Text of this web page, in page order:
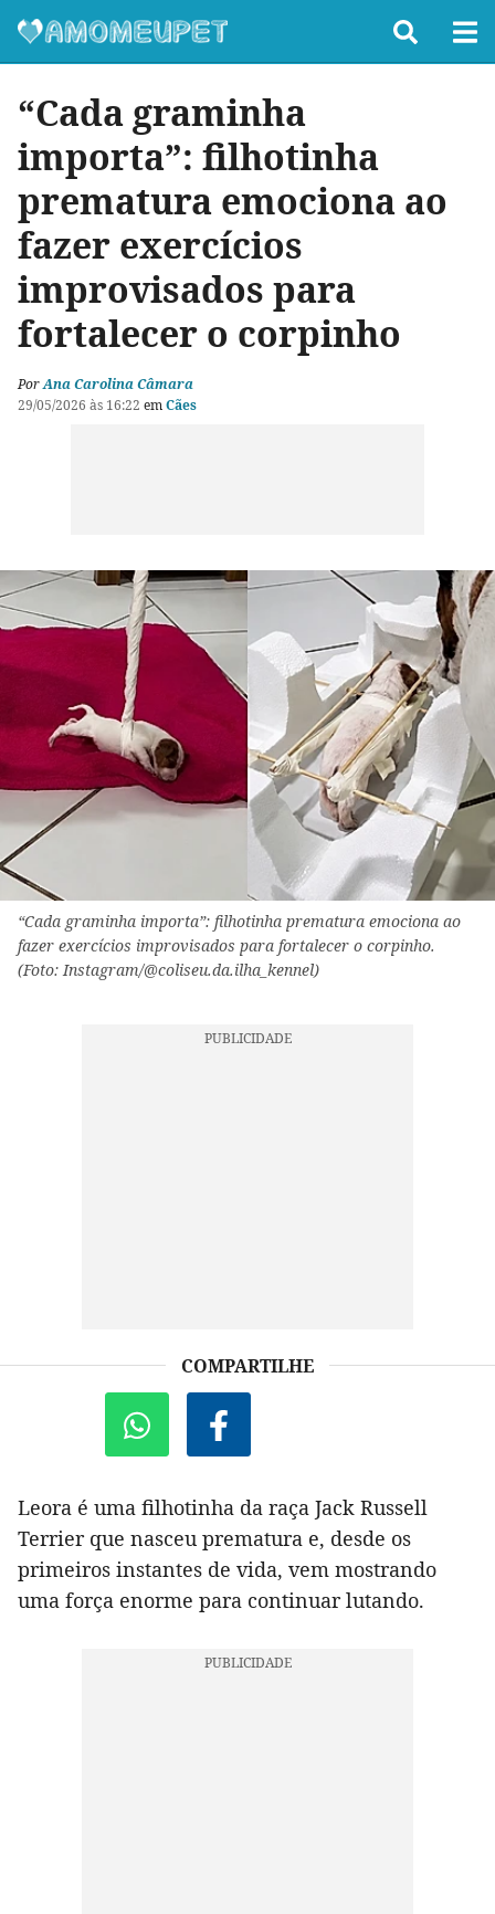
“Cada graminha
importa”: filhotinha
prematura emociona ao
fazer exercícios
improvisados para
fortalecer o corpinho
PorAna Carolina Câmara
29/05/2026 às 16:22 emCães
“Cada graminha importa”: filhotinha prematura emociona ao
fazer exercícios improvisados para fortalecer o corpinho.
(Foto: Instagram/@coliseu.da.ilha_kennel)
COMPARTILHE
Leora é uma filhotinha da raça Jack Russell
Terrier que nasceu prematura e, desde os
primeiros instantes de vida, vem mostrando
uma força enorme para continuar lutando.